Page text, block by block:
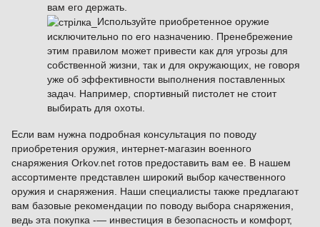
вам его держать.
Используйте приобретенное оружие
исключительно по его назначению. Пренебрежение
этим правилом может привести как для угрозы для
собственной жизни, так и для окружающих, не говоря
уже об эффективности выполнения поставленных
задач. Например, спортивный пистолет не стоит
выбирать для охоты.
Если вам нужна подробная консультация по поводу
приобретения оружия, интернет-магазин военного
снаряжения Orkov.net готов предоставить вам ее. В нашем
ассортименте представлен широкий выбор качественного
оружия и снаряжения. Наши специалисты также предлагают
вам базовые рекомендации по поводу выбора снаряжения,
ведь эта покупка -— инвестиция в безопасность и комфорт,